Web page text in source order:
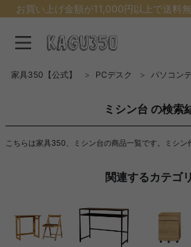
お買い上げ金額が11,000円以上で送料
家具350【公式】 PCデスク パソコン
ミシン台 の検索
こちらは家具350、ミシン台の商品一覧です。ミシン
関連するカテゴ